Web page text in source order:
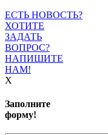
ЕСТЬ НОВОСТЬ?
ХОТИТЕ
ЗАДАТЬ
ВОПРОС?
НАПИШИТЕ
НАМ!
X
Заполните
форму!